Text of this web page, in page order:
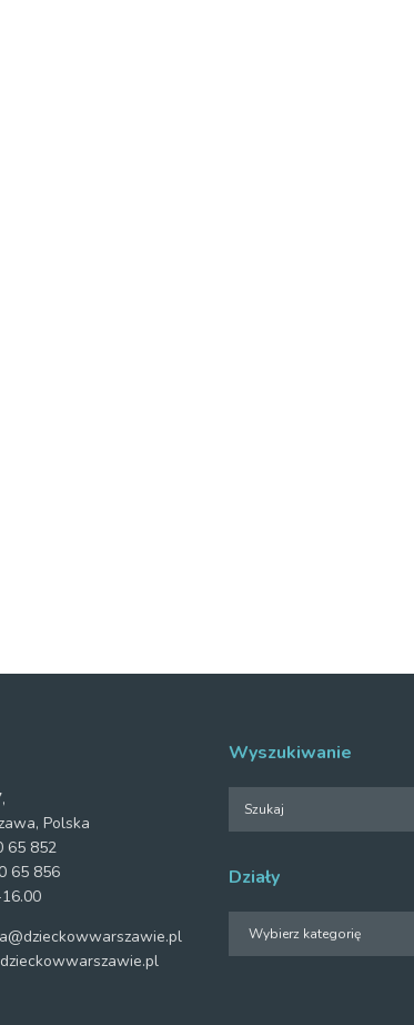
Polska
65 852
65 856
Wyszukiwanie
Działy